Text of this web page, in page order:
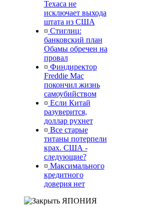
Техаса не
исключает выхода
штата из США
¤ Стиглиц:
банковский план
Обамы обречен на
провал
¤ Финдиректор
Freddie Mac
покончил жизнь
самоубийством
¤ Если Китай
разуверится,
доллар рухнет
¤ Все старые
титаны потерпели
крах. США -
следующие?
¤ Максимального
кредитного
доверия нет
ЯПОНИЯ